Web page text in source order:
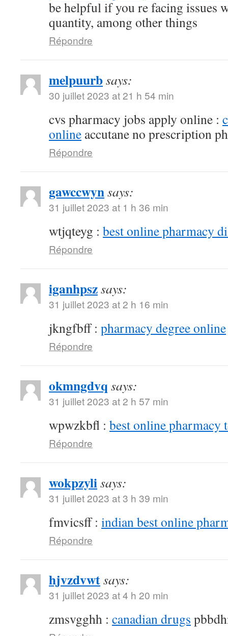
be helpful if you re facing issues
quantity, among other things
Répondre
melpuurbsays:
30 juillet 2023 at 21 h 54 min
cvs pharmacy jobs apply online :
online accutane no prescription
Répondre
gawccwynsays:
31 juillet 2023 at 1 h 36 min
wtjqteyg : best online pharmacy
Répondre
iganhpszsays:
31 juillet 2023 at 2 h 16 min
jkngfbff : pharmacy degree online
Répondre
okmngdvq says:
31 juillet 2023 at 2 h 57 min
wpwzkbfl : best online pharmacy
Répondre
wokpzylisays:
31 juillet 2023 at 3 h 39 min
fmvicsff : indian best online
Répondre
hjvzdvwtsays:
31 juillet 2023 at 4 h 20 min
zmsvgghh : canadian drugs